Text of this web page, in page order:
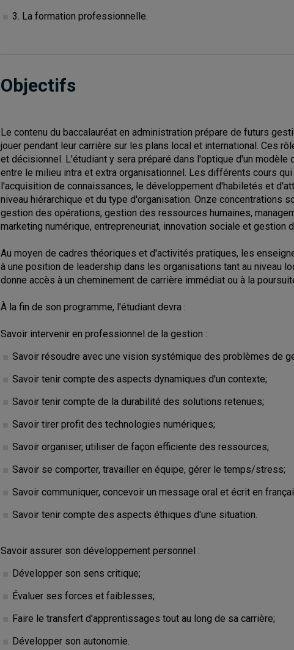
3. La formation professionnelle.
Objectifs
Le contenu du baccalauréat en administration prépare de futurs
jouer pendant leur carrière sur les plans local et international. Ces
et décisionnel. L'étudiant y sera préparé dans l'optique d'un modèle
entre le milieu intra et extra organisationnel. Les différents cours
l'acquisition de connaissances, le développement d'habiletés et
niveau hiérarchique et du type d'organisation. Onze concentrations
gestion des opérations, gestion des ressources humaines,
marketing numérique, entrepreneuriat, innovation sociale et gestion
Au moyen de cadres théoriques et d'activités pratiques, les
à une position de leadership dans les organisations tant au niveau
donne accès à un cheminement de carrière immédiat ou à la
À la fin de son programme, l'étudiant devra :
Savoir intervenir en professionnel de la gestion :
Savoir résoudre avec une vision systémique des problèmes de
Savoir tenir compte des aspects dynamiques d'un contexte;
Savoir tenir compte de la durabilité des solutions retenues;
Savoir tirer profit des technologies numériques;
Savoir organiser, utiliser de façon efficiente des ressources;
Savoir se comporter, travailler en équipe, gérer le temps/stress;
Savoir communiquer, concevoir un message oral et écrit en
Savoir tenir compte des aspects éthiques d'une situation.
Savoir assurer son développement personnel :
Développer son sens critique;
Évaluer ses forces et faiblesses;
Faire le transfert d'apprentissages tout au long de sa carrière;
Développer son autonomie.